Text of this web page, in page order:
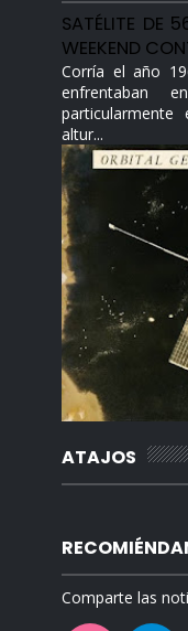
SATÉLITE DE
WEEKEND
Corría el año
enfrentaban
altur...
ATAJOS
Comparte las